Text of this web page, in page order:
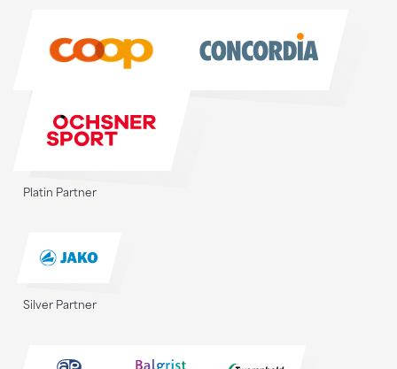
Platin Partner
Silver Partner